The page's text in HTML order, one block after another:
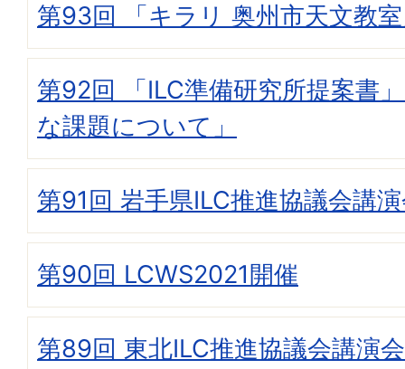
第93回 「キラリ 奥州市天文教
第92回 「ILC準備研究所提案書
な課題について」
第91回 岩手県ILC推進協議会講
第90回 LCWS2021開催
第89回 東北ILC推進協議会講演会